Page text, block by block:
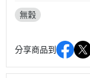
無穀
分享商品到